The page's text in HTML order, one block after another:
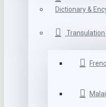
Dictionary &
Transulation